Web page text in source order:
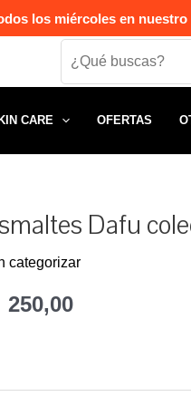
los miércoles en nuestro
Search
CARE OFERTAS
Dafu
categorizar
250,00